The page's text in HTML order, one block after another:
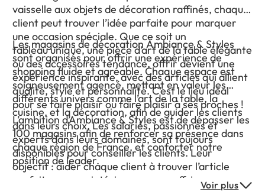
vaisselle aux objets de décoration raffinés, chaque
client peut trouver l’idée parfaite pour marquer
une occasion spéciale. Que ce soit un
tableau unique, une pièce d’art de la table élégante
ou des accessoires tendance, offrir devient une
expérience inspirante, avec des articles qui allient
qualité, style et personnalité. C’est le lieu idéal
pour se faire plaisir ou faire plaisir à ses proches !
Les magasins de décoration Ambiance & Styles
sont organisés pour offrir une expérience de
shopping fluide et agréable. Chaque espace est
soigneusement agencé, mettant en valeur les
différents univers comme l’art de la table, la
cuisine, et la décoration, afin de guider les clients
dans leurs choix. Les salariés, passionnés et
experts dans leurs domaines, sont toujours
disponibles pour conseiller les clients. Leur
objectif : aider chaque client à trouver l’article
parfait pour son intérieur ou pour offrir.
L’ambition d’Ambiance & Styles est de dépasser les
100 magasins afin de renforcer sa présence dans
chaque région de France, et conforter notre
position de leader.
Voir plus